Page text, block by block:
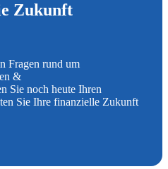
Zukunft
Fragen rund um
&
Sie noch heute Ihren
Sie Ihre finanzielle Zukunft